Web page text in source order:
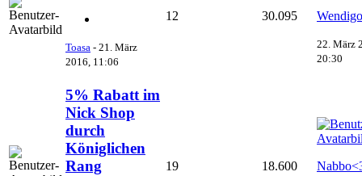
Toasa - 21. März
2016, 11:06
12 30.095 Wendigo
22. März
20:30
5% Rabatt im
Nick Shop
durch
Königlichen
Rang
19 18.600